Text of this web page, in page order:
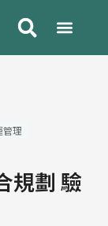
管理
規劃 驗